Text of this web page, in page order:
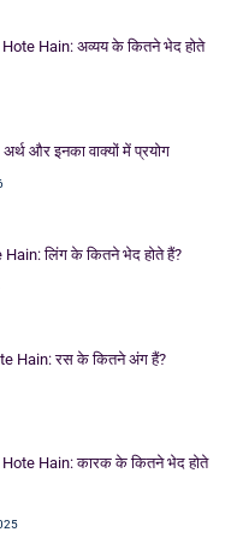
Hain: अव्यय के कितने भेद होते
अर्थ और इनका वाक्यों में प्रयोग
लिंग के कितने भेद होते हैं?
Hain: रस के कितने अंग हैं?
Hain: कारक के कितने भेद होते